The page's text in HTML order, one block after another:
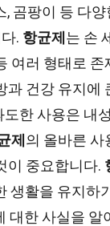
, 곰팡이 등 다
. 항균제 는 손
여러 형태로 존
과 건강 유지에
도한 사용은 내
제 의 올바른 사
이 중요합니다.
생활을 유지하
대한 사실을 알